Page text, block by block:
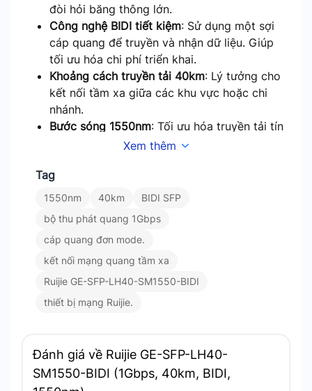
đòi hỏi băng thông lớn.
Công nghệ BIDI tiết kiệm: Sử dụng một sợi
cáp quang để truyền và nhận dữ liệu. Giúp
tối ưu hóa chi phí triển khai.
Khoảng cách truyền tải 40km: Lý tưởng cho
kết nối tầm xa giữa các khu vực hoặc chi
nhánh.
Bước sóng 1550nm: Tối ưu hóa truyền tải tín
hiệu với độ suy hao thấp trên cáp quang đơn
Tương thích rộng rãi
các thiết bị hỗ trợ chuẩn SFP của Ruijie và
Ứng dụng:
cho các mạng doanh nghiệp, văn phòng, trung
tâm dữ liệu. Hoặc kết nối giữa các chi nhánh ở
các hệ thống mạng cần sự ổn định, hiệu quả và chi
phí hợp lý.
Xem thêm
Tag
1550nm 40km
BIDI SFP
bộ thu phát quang 1Gbps
cáp quang đơn mode.
kết nối mạng quang tầm xa
Ruijie GE-SFP-LH40-SM1550-BIDI
thiết bị mạng Ruijie.
Đánh giá về Ruijie GE-SFP-LH40-
SM1550-BIDI (1Gbps, 40km, BIDI,